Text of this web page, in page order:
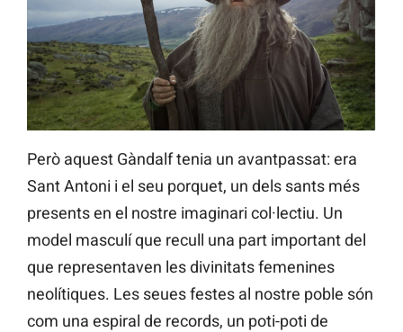
Però aquest Gàndalf tenia un avantpassat: era
Sant Antoni i el seu porquet, un dels sants més
presents en el nostre imaginari col·lectiu. Un
model masculí que recull una part important del
que representaven les divinitats femenines
neolítiques. Les seues festes al nostre poble són
com una espiral de records, un poti-poti de